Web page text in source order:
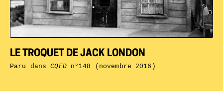
LE TROQUET DE JACK LONDON
Paru dansCQFDn°148 (novembre 2016)